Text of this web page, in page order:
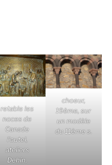
retable les
noces de
Canade
l'autel,
ateliers
Dehin,
choeur,
19ème, sur
un modèle
du 11ème s.